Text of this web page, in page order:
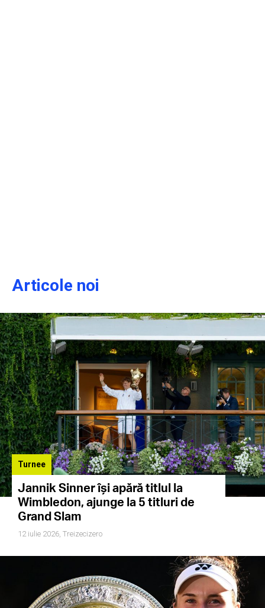
Articole noi
Turnee
Jannik Sinner își apără titlul la
Wimbledon, ajunge la 5 titluri de
Grand Slam
12 iulie 2026, Treizecizero